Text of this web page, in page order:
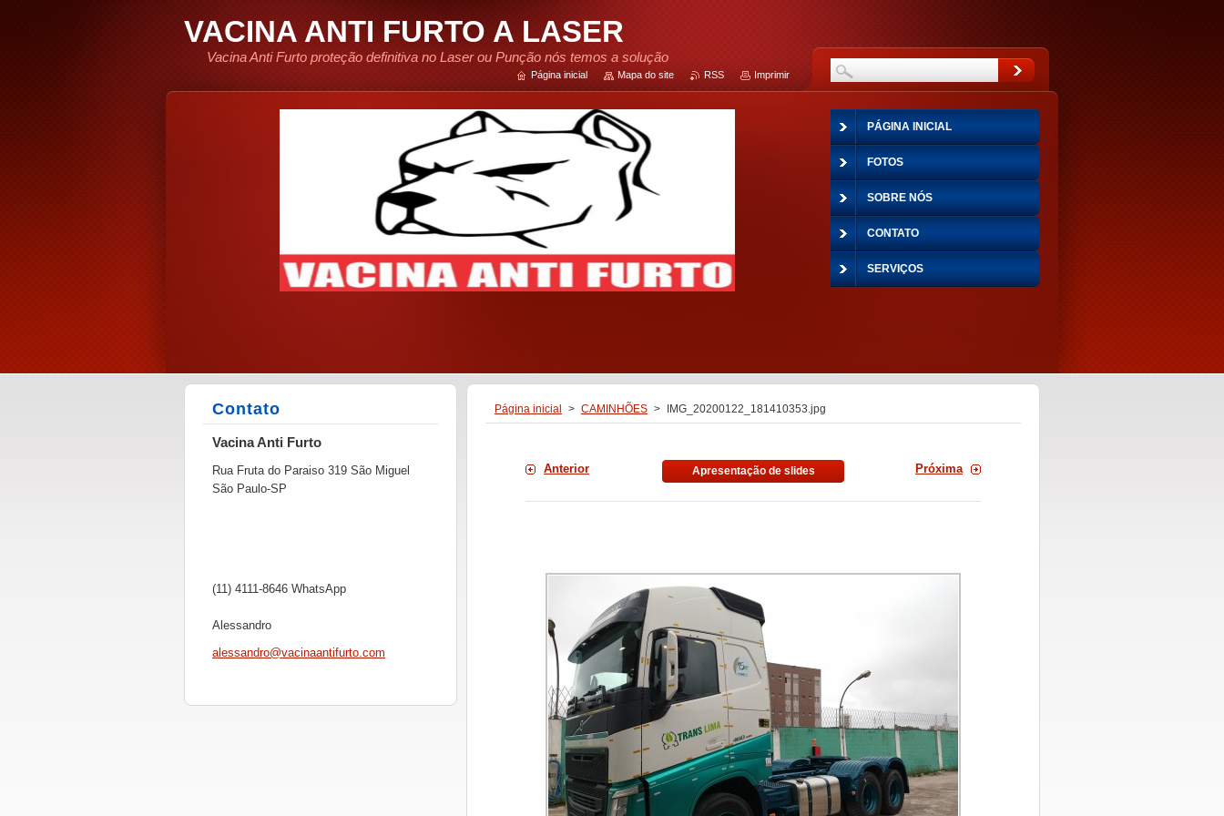
VACINA ANTI FURTO A LASER
Vacina Anti Furto proteção definitiva no Laser ou Punção nós temos a solução
Página inicial > CAMINHÕES > IMG_20200122_181410353.jpg
Anterior Apresentação de slides Próxima
Contato
Vacina Anti Furto
Rua Fruta do Paraiso 319 São Miguel
São Paulo-SP
(11) 4111-8646 WhatsApp
Alessandro
alessandro@vacinaantifurto.com
PÁGINA INICIAL
FOTOS
SOBRE NÓS
CONTATO
SERVIÇOS
Página inicial Mapa do site RSS Imprimir